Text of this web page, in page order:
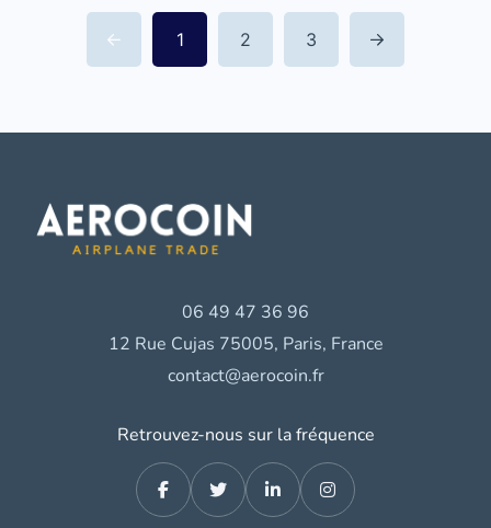
1 2 3
06 49 47 36 96
12 Rue Cujas 75005, Paris, France
contact@aerocoin.fr
Retrouvez-nous sur la fréquence